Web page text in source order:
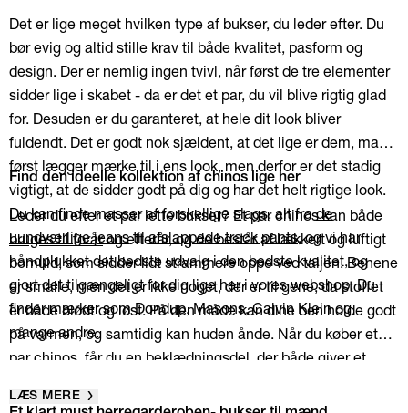
Det er lige meget hvilken type af bukser, du leder efter. Du
bør evig og altid stille krav til både kvalitet, pasform og
design. Der er nemlig ingen tvivl, når først de tre elementer
sidder lige i skabet - da er det et par, du vil blive rigtig glad
for. Desuden er du garanteret, at hele dit look bliver
fuldendt. Det er godt nok sjældent, at det lige er dem, man
først lægger mærke til i ens look, men derfor er det stadig
vigtigt, at de sidder godt på dig og har det helt rigtige look.
Du kan finde masser af forskellige slags, alt frade
uundværlige jeanstilafslappede track pants, og vi har
håndplukket det bedste udvalg i den bedste kvalitet, og
gjort det tilgængeligt for dig lige her i vores webshop. Du
finder mærker somDondup, Masons, Calvin Klein og
mange andre.
Find den ideelle kollektion af chinos lige her
Leder du efter et par lette bukser? Et par chinos kan både
bruges til forårog efterår, og de består af lækkert og luftigt
bomuld, som sidder lidt strammere oppe ved taljen. Benene
er smalle, men det er ikke noget, der er til gene, da stoffet
er både blødt og løst. På den måde kan dine ben holde godt
på varmen, og samtidig kan huden ånde. Når du køber et
par chinos, får du en beklædningsdel, der både giver et
brug ved fester eller til hverdag - du kan bruge dem til
LÆS MERE